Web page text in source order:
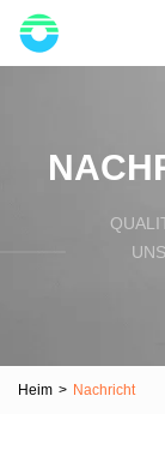
Heim > Nachricht